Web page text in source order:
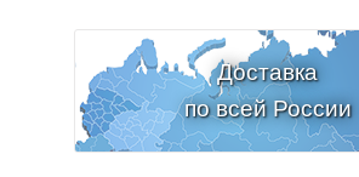
Доставка
по всей России